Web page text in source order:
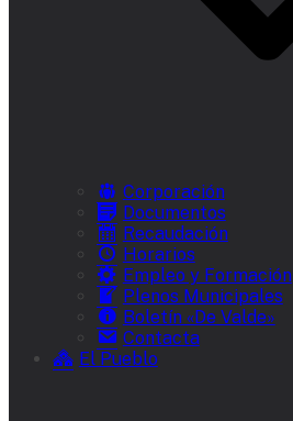
Corporación
Documentos
Recaudación
Horarios
Empleo y Formación
Plenos Municipales
Boletín «De Valde»
Contacta
El Pueblo